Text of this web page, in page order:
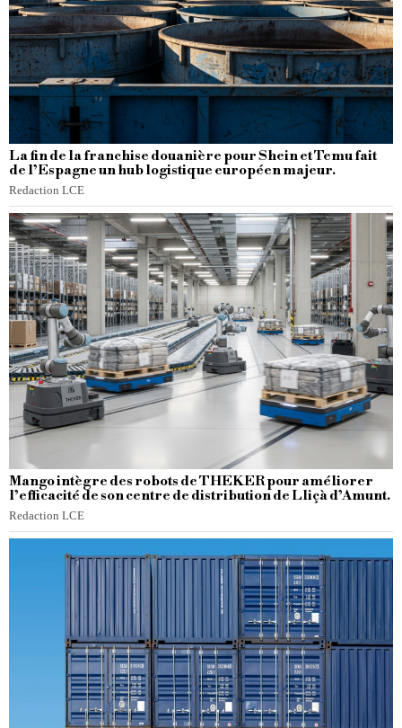
La fin de la franchise douanière pour Shein et Temu fait
de l’Espagne un hub logistique européen majeur.
Redaction LCE
Mango intègre des robots de THEKER pour améliorer
l’efficacité de son centre de distribution de Lliçà d’Amunt.
Redaction LCE